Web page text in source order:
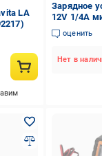
LA
Зарядное
12V 1/4A
192200
оценить
Нет в